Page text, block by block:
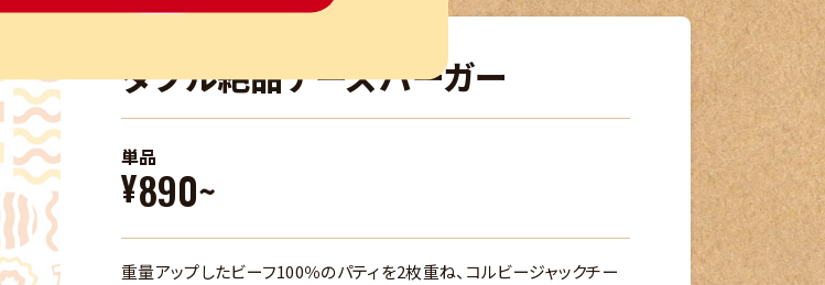
ダブル絶品チーズバーガー
単品
¥890~
重量アップしたビーフ100％のパティを2枚重ね、コルビージャックチー